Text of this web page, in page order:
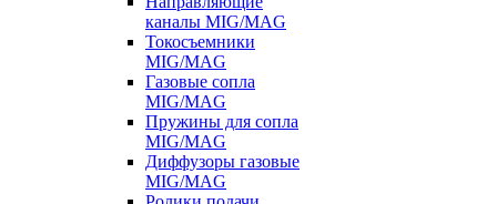
каналы MIG/MAG
Токосъемники
MIG/MAG
Газовые сопла
MIG/MAG
Пружины для сопла
MIG/MAG
Диффузоры газовые
MIG/MAG